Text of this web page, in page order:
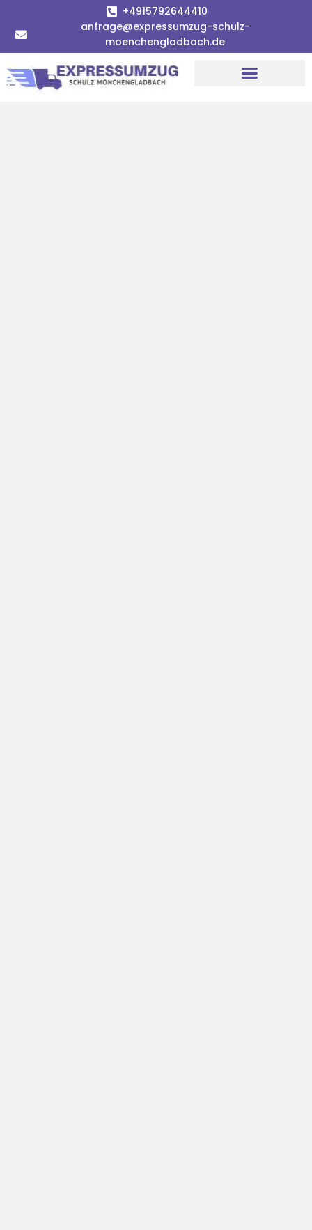
+4915792644410
anfrage@expressumzug-schulz-
moenchengladbach.de